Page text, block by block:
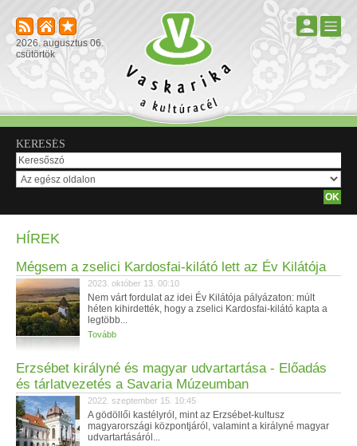
2026. augusztus 06.
csütörtök
KERESÉS
HÍREK
Mégsem a zselici Kardosfai-kilátó lett az Év Kilátója
2023. október 13. 00:10
Nem várt fordulat az idei Év Kilátója pályázaton: múlt
héten kihirdették, hogy a zselici Kardosfai-kilátó kapta a
legtöbb...
Tovább
Erzsébet királyné és magyar udvartartása - Előadás
és tárlatvezetés a Savaria Múzeumban
2022. szeptember 15. 10:45
A gödöllői kastélyról, mint az Erzsébet-kultusz
magyarországi központjáról, valamint a királyné magyar
udvartartásáról...